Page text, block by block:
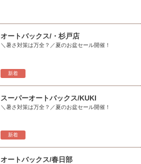
新着
オートバックス/・杉戸店
＼暑さ対策は万全？／夏のお盆セール開催！
新着
スーパーオートバックス/KUKI
＼暑さ対策は万全？／夏のお盆セール開催！
オートバックス/春日部